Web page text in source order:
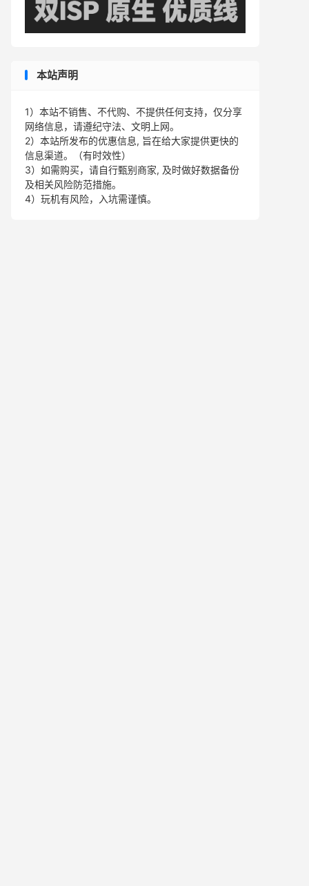
本站声明
1）本站不销售、不代购、不提供任何支持，仅分享
网络信息，请遵纪守法、文明上网。
2）本站所发布的优惠信息, 旨在给大家提供更快的
信息渠道。（有时效性）
3）如需购买，请自行甄别商家, 及时做好数据备份
及相关风险防范措施。
4）玩机有风险，入坑需谨慎。